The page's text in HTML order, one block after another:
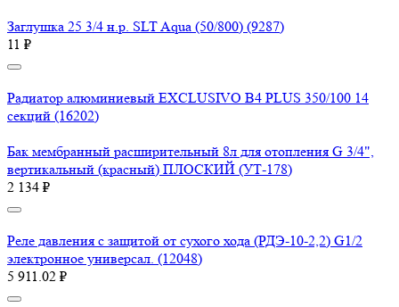
Заглушка 25 3/4 н.р. SLT Aqua (50/800) (9287)
11 ₽
Радиатор алюминиевый EXCLUSIVO B4 PLUS 350/100 14
секций (16202)
Бак мембранный расширительный 8л для отопления G 3/4",
вертикальный (красный) ПЛОСКИЙ (УТ-178)
2 134 ₽
Реле давления с защитой от сухого хода (РДЭ-10-2,2) G1/2
электронное универсал. (12048)
5 911.02 ₽